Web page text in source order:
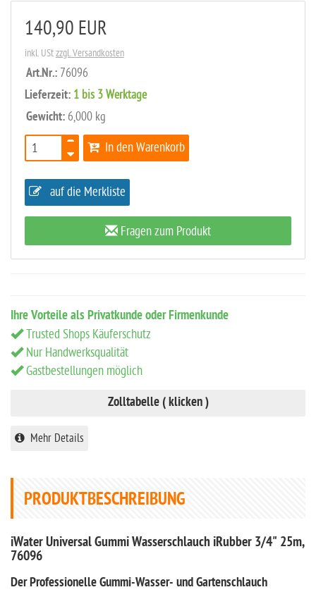
140,90 EUR
inkl. UStzzgl. Versandkosten
Art.Nr.: 76096
Lieferzeit: 1 bis 3 Werktage
Gewicht: 6,000 kg
In den Warenkorb
auf die Merkliste
Fragen zum Produkt
Ihre Vorteile als Privatkunde oder Firmenkunde
Trusted Shops Käuferschutz
Nur Handwerksqualität
Gastbestellungen möglich
Zolltabelle ( klicken )
Mehr Details
PRODUKTBESCHREIBUNG
iWater Universal Gummi Wasserschlauch iRubber 3/4" 25m,
76096
Der Professionelle Gummi-Wasser- und Gartenschlauch